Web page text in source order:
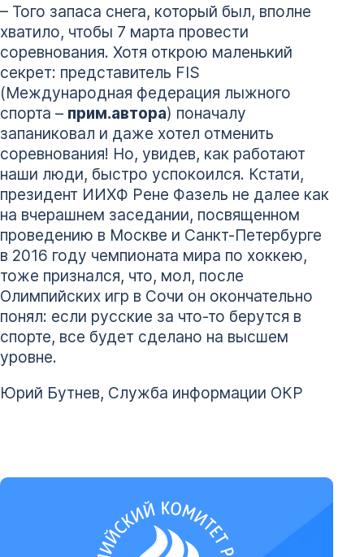
– Того запаса снега, который был, вполне
хватило, чтобы 7 марта провести
соревнования. Хотя открою маленький
секрет: представитель FIS
(Международная федерация лыжного
спорта – прим.автора) поначалу
запаниковал и даже хотел отменить
соревнования! Но, увидев, как работают
наши люди, быстро успокоился. Кстати,
президент ИИХФ Рене Фазель не далее как
на вчерашнем заседании, посвященном
проведению в Москве и Санкт-Петербурге
в 2016 году чемпионата мира по хоккею,
тоже признался, что, мол, после
Олимпийских игр в Сочи он окончательно
понял: если русские за что-то берутся в
спорте, все будет сделано на высшем
уровне.
Юрий Бутнев, Служба информации ОКР